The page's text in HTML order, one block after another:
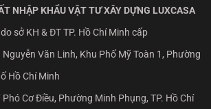
NHẬP KHẨU VẬT TƯ XÂY DỰNG LUXCASA
sở KH & ĐT TP. Hồ Chí Minh cấp
Nguyễn Văn Linh, Khu Phố Mỹ Toàn 1, Phường
Hồ Chí Minh
Phó Cơ Điều, Phường Minh Phụng, TP. Hồ Chí